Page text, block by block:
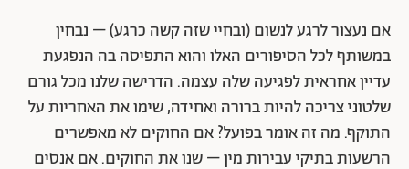
אם נעצור לרגע לנשום (ובחיי שזה קשה כרגע) – נבחין
במשותף לכל הסיפורים האלו והוא התפיסה בה הנפגעת
עדיין אחראית לפגיעה שלה עצמה. הדרישה שלנו מכל גורם
שלטוני צריכה להיות ברורה ואחידה, שימו את האחריות על
התוקף. מה זה אומר בפועל? אם החוקים לא מאפשרים
הרשעות בתיקי עבירות מין – שנו את החוקים. אם אנסים